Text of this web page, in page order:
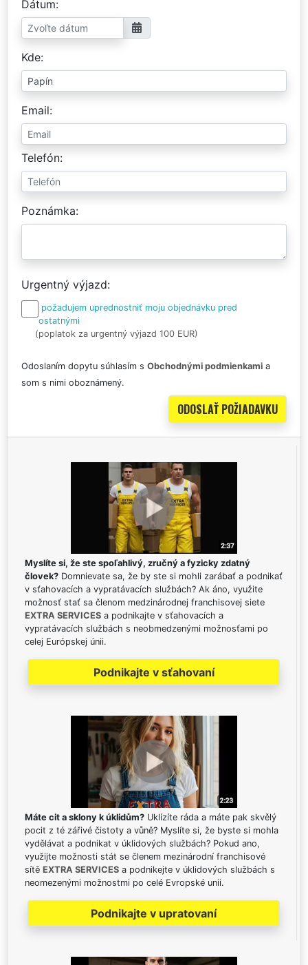
Dátum
Kde
Email
Telefón
Poznámka
Urgentný výjazd
požadujem uprednostniť moju objednávku pred
ostatnými
(poplatok za urgentný výjazd 100 EUR)
Odoslaním dopytu súhlasím s Obchodnými podmienkami a
som s nimi oboznámený.
Myslíte si, že ste spoľahlivý, zručný a fyzicky zdatný
človek? Domnievate sa, že by ste si mohli zarábať a podnikať
v sťahovacích a vypratávacích službách? Ak áno, využite
možnosť stať sa členom medzinárodnej franchisovej siete
EXTRA SERVICES a podnikajte v sťahovacích a
vypratávacích službách s neobmedzenými možnosťami po
celej Európskej únii.
Podnikajte v sťahovaní
Máte cit a sklony k úklidům? Uklízíte ráda a máte pak skvělý
pocit z té zářivé čistoty a vůně? Myslíte si, že byste si mohla
vydělávat a podnikat v úklidových službách? Pokud ano,
využijte možnosti stát se členem mezinárodní franchisové
sítě EXTRA SERVICES a podnikejte v úklidových službách s
neomezenými možnostmi po celé Evropské unii.
Podnikajte v upratovaní